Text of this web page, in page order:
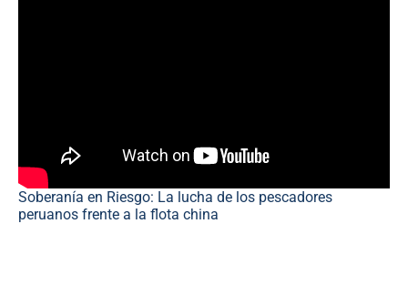
Soberanía en Riesgo: La lucha de los pescadores
peruanos frente a la flota china